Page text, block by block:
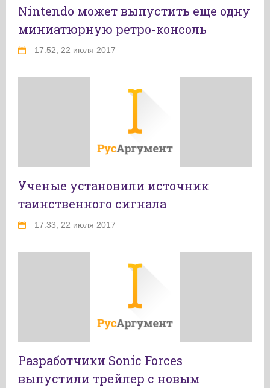
Nintendo может выпустить еще одну
миниатюрную ретро-консоль
17:52, 22 июля 2017
Ученые установили источник
таинственного сигнала
17:33, 22 июля 2017
Разработчики Sonic Forces
выпустили трейлер с новым